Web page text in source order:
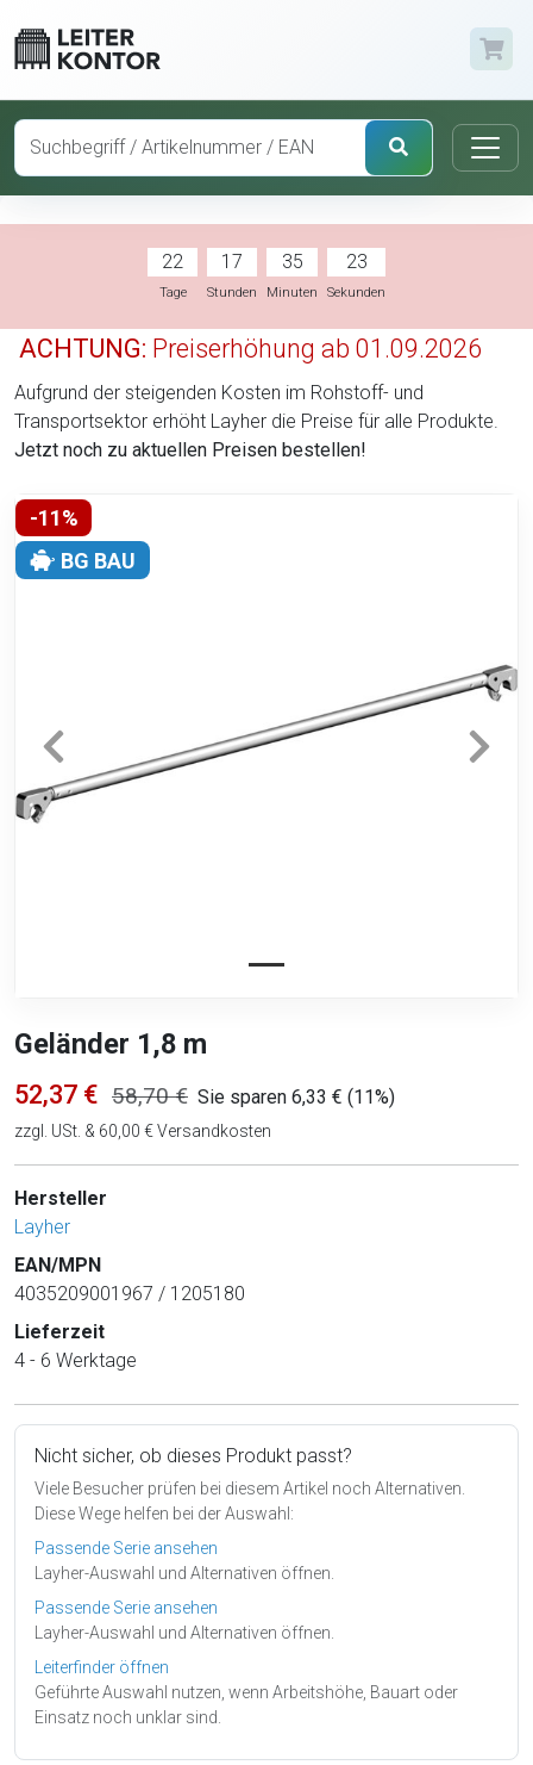
22
Tage
17
Stunden
35
Minuten
22
Sekunden
ACHTUNG: Preiserhöhung ab 01.09.2026
Aufgrund der steigenden Kosten im Rohstoff- und
Transportsektor erhöht Layher die Preise für alle Produkte.
Jetzt noch zu aktuellen Preisen bestellen!
-11%
BG BAU
Geländer 1,8 m
52,37 € 58,70 € Sie sparen 6,33 € (11%)
zzgl. USt. & 60,00 € Versandkosten
Hersteller
Layher
EAN/MPN
4035209001967 / 1205180
Lieferzeit
4 - 6 Werktage
Nicht sicher, ob dieses Produkt passt?
Viele Besucher prüfen bei diesem Artikel noch Alternativen.
Diese Wege helfen bei der Auswahl:
Passende Serie ansehen
Layher-Auswahl und Alternativen öffnen.
Passende Serie ansehen
Layher-Auswahl und Alternativen öffnen.
Leiterfinder öffnen
Geführte Auswahl nutzen, wenn Arbeitshöhe, Bauart oder
Einsatz noch unklar sind.